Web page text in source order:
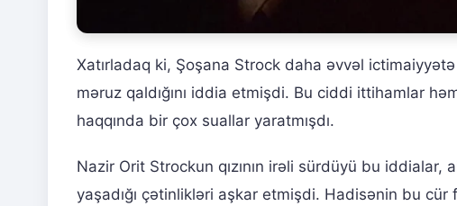
Xatırladaq ki, Şoşana Strock daha əvvəl
məruz qaldığını iddia etmişdi. Bu ciddi ittihamlar
haqqında bir çox suallar yaratmışdı.
Nazir Orit Strockun qızının irəli sürdüyü bu
yaşadığı çətinlikləri aşkar etmişdi. Hadisənin bu